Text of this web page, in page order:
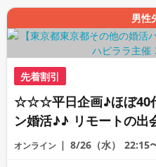
男性
先着割引
☆☆☆平日企画♪ほぼ40
ン婚活♪♪ リモートの出
ちで乾杯しませんか♪♪
オンライン 8/26（水） 22:15